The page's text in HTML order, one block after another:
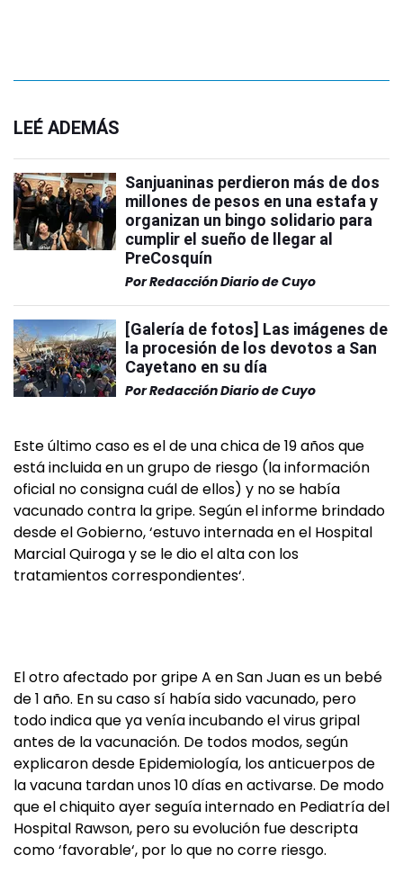
LEÉ ADEMÁS
Sanjuaninas perdieron más de dos
millones de pesos en una estafa y
organizan un bingo solidario para
cumplir el sueño de llegar al
PreCosquín
PorRedacción Diario de Cuyo
[Galería de fotos] Las imágenes de
la procesión de los devotos a San
Cayetano en su día
PorRedacción Diario de Cuyo
Este último caso es el de una chica de 19 años que
está incluida en un grupo de riesgo (la información
oficial no consigna cuál de ellos) y no se había
vacunado contra la gripe. Según el informe brindado
desde el Gobierno, ‘estuvo internada en el Hospital
Marcial Quiroga y se le dio el alta con los
tratamientos correspondientes‘.
El otro afectado por gripe A en San Juan es un bebé
de 1 año. En su caso sí había sido vacunado, pero
todo indica que ya venía incubando el virus gripal
antes de la vacunación. De todos modos, según
explicaron desde Epidemiología, los anticuerpos de
la vacuna tardan unos 10 días en activarse. De modo
que el chiquito ayer seguía internado en Pediatría del
Hospital Rawson, pero su evolución fue descripta
como ‘favorable‘, por lo que no corre riesgo.